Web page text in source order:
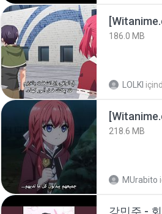
186.0 MB
LOLKI
218.6 MB
MUrabito
강민주 -